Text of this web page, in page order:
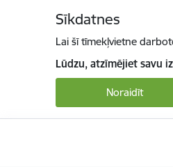
Sīkdatnes
Lai šī tīmekļvietne
Lūdzu, atzīmējiet savu
Noraidīt